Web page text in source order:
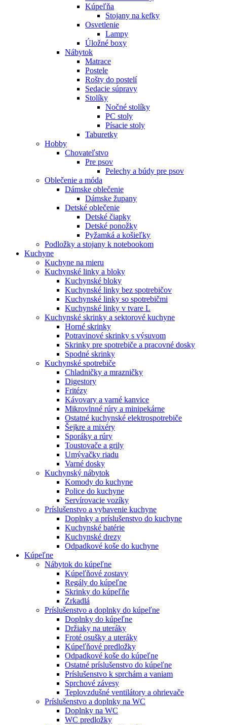
Kúpeľňa
Stojany na kefky
Osvetlenie
Lampy
Úložné boxy
Nábytok
Matrace
Postele
Rošty do postelí
Sedacie súpravy
Stolíky
Nočné stolíky
PC stoly
Písacie stoly
Taburetky
Hobby
Chovateľstvo
Pre psov
Pelechy a búdy pre psov
Oblečenie a móda
Dámske oblečenie
Dámske župany
Detské oblečenie
Detské čiapky
Detské ponožky
Pyžamká a košieľky
Podložky a stojany k notebookom
Kuchyne
Kuchyne na mieru
Kuchynské linky a bloky
Kuchynské bloky
Kuchynské linky bez spotrebičov
Kuchynské linky so spotrebičmi
Kuchynské linky v tvare L
Kuchynské skrinky a sektorové kuchyne
Horné skrinky
Potravinové skrinky s výsuvom
Skrinky pre spotrebiče a pracovné dosky
Spodné skrinky
Kuchynské spotrebiče
Chladničky a mrazničky
Digestory
Fritézy
Kávovary a varné kanvice
Mikrovlnné rúry a minipekárne
Ostatné kuchynské elektrospotrebiče
Šejkre a mixéry
Sporáky a rúry
Toustovače a grily
Umývačky riadu
Varné dosky
Kuchynský nábytok
Komody do kuchyne
Police do kuchyne
Servírovacie vozíky
Príslušenstvo a vybavenie kuchyne
Doplnky a príslušenstvo do kuchyne
Kuchynské batérie
Kuchynské drezy
Odpadkové koše do kuchyne
Kúpeľne
Nábytok do kúpeľne
Kúpeľňové zostavy
Regály do kúpeľne
Skrinky do kúpeľňe
Zrkadlá
Príslušenstvo a doplnky do kúpeľne
Doplnky do kúpeľne
Držiaky na uteráky
Froté osušky a uteráky
Kúpeľňové predložky
Odpadkové koše do kúpeľne
Ostatné príslušenstvo do kúpeľne
Príslušenstvo k sprchám a vaniam
Sprchové závesy
Teplovzdušné ventilátory a ohrievače
Príslušenstvo a doplnky na WC
Doplnky na WC
WC predložky